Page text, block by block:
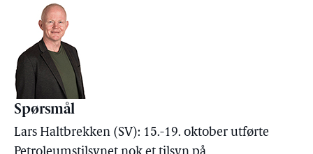
Spørsmål
Lars Haltbrekken (SV): 15.-19. oktober utførte